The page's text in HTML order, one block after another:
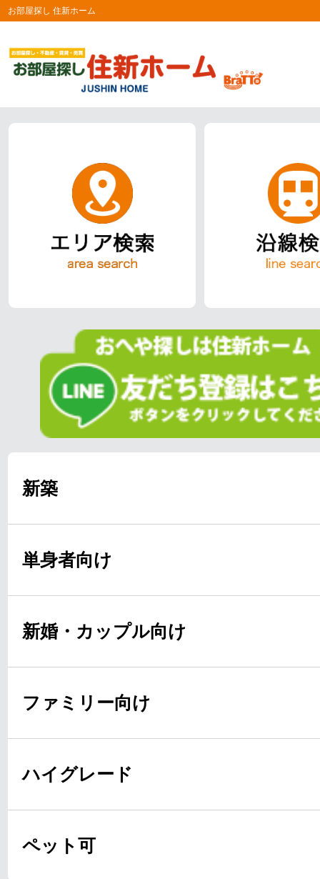
お部屋探し 住新ホーム
新築
単身者向け
新婚・カップル向け
ファミリー向け
ハイグレード
ペット可